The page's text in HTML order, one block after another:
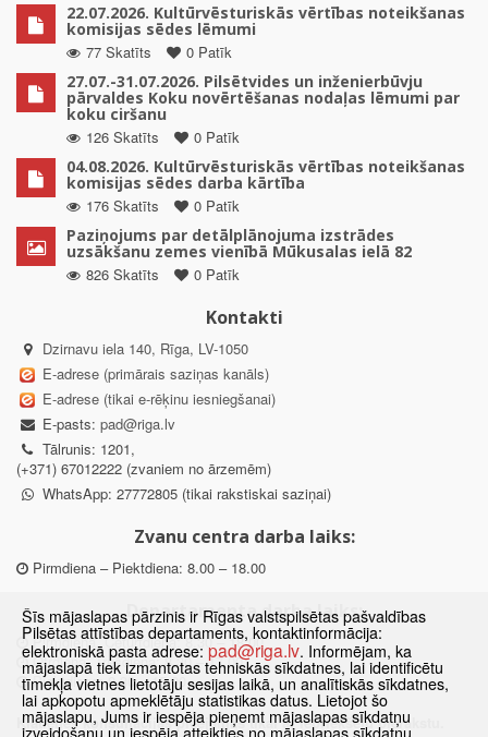
22.07.2026. Kultūrvēsturiskās vērtības noteikšanas
komisijas sēdes lēmumi
77 Skatīts
0 Patīk
27.07.-31.07.2026. Pilsētvides un inženierbūvju
pārvaldes Koku novērtēšanas nodaļas lēmumi par
koku ciršanu
126 Skatīts
0 Patīk
04.08.2026. Kultūrvēsturiskās vērtības noteikšanas
komisijas sēdes darba kārtība
176 Skatīts
0 Patīk
Paziņojums par detālplānojuma izstrādes
uzsākšanu zemes vienībā Mūkusalas ielā 82
826 Skatīts
0 Patīk
Kontakti
Dzirnavu iela 140, Rīga, LV-1050
E-adrese (primārais saziņas kanāls)
E-adrese (tikai e-rēķinu iesniegšanai)
E-pasts: pad@riga.lv
Tālrunis: 1201,
(+371) 67012222 (zvaniem no ārzemēm)
WhatsApp: 27772805 (tikai rakstiskai saziņai)
Zvanu centra darba laiks:
Pirmdiena – Piektdiena: 8.00 – 18.00
Departamenta darba laiks:
Pirmdiena, Ceturtdiena: 8.30 – 18.00
Otrdiena, Trešdiena: 8.30 – 17.00
Piektdiena: 8.30 – 15.00
Klātienes konsultācijas pieejamas tikai ar iepriekšēju pierakstu.
Šīs mājaslapas pārzinis ir Rīgas valstspilsētas pašvaldības
Pilsētas attīstības departaments, kontaktinformācija:
elektroniskā pasta adrese: pad@riga.lv. Informējam, ka
mājaslapā tiek izmantotas tehniskās sīkdatnes, lai identificētu
tīmekļa vietnes lietotāju sesijas laikā, un analītiskās sīkdatnes,
lai apkopotu apmeklētāju statistikas datus. Lietojot šo
mājaslapu, Jums ir iespēja pieņemt mājaslapas sīkdatņu
izveidošanu un iespēja atteikties no mājaslapas sīkdatņu